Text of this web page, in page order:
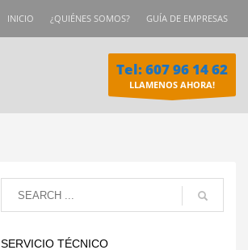
INICIO ¿QUIÉNES SOMOS? GUÍA DE EMPRESAS
Tel: 607 96 14 62
LLAMENOS AHORA!
SERVICIO TÉCNICO